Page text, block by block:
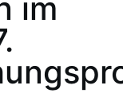
im